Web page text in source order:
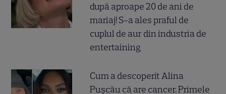
după aproape 20 de ani de
mariaj! S-a ales praful de
cuplul de aur din industria de
entertaining
Cum a descoperit Alina
Pușcău că are cancer. Primele